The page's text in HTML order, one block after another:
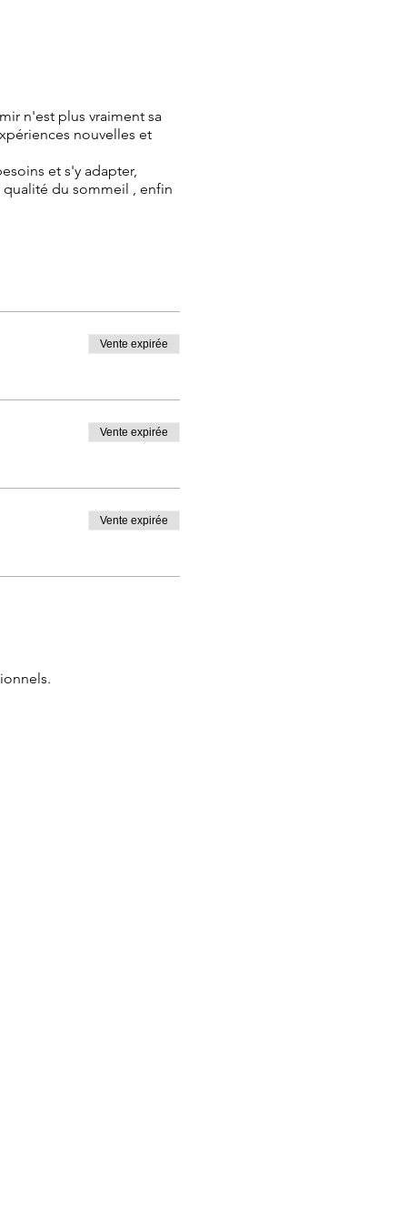
n'est plus vraiment sa
nouvelles et
et s'y adapter,
qualité du sommeil , enfin
& la fonction du lâcher
seul et en sécurité
: 1h30
Vente expirée
Vente expirée
Vente expirée